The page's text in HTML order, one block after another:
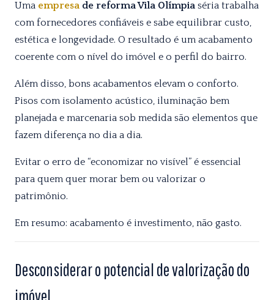
Uma empresa de reforma Vila Olímpia séria trabalha
com fornecedores confiáveis e sabe equilibrar custo,
estética e longevidade. O resultado é um acabamento
coerente com o nível do imóvel e o perfil do bairro.
Além disso, bons acabamentos elevam o conforto.
Pisos com isolamento acústico, iluminação bem
planejada e marcenaria sob medida são elementos que
fazem diferença no dia a dia.
Evitar o erro de “economizar no visível” é essencial
para quem quer morar bem ou valorizar o
patrimônio.
Em resumo: acabamento é investimento, não gasto.
Desconsiderar o potencial de valorização do